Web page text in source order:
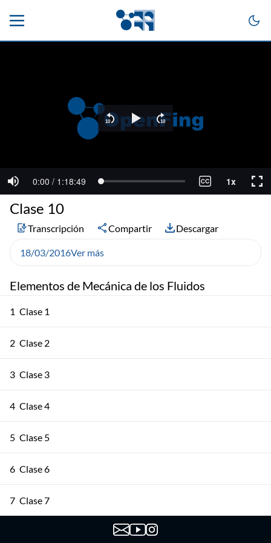
Elementos de Mecánica de los Fluidos
1 Clase 1
2 Clase 2
3 Clase 3
4 Clase 4
5 Clase 5
6 Clase 6
7 Clase 7
Clase 10
Transcripción Compartir Descargar
18/03/2016Ver más